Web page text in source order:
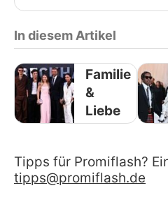
In diesem Artikel
Familie
&
Liebe
Tipps für Promiflash?
tipps@promiflash.de